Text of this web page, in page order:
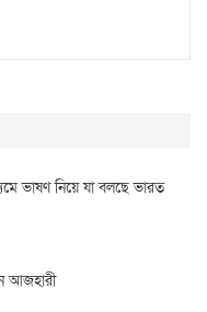
ভাষণ নিয়ে যা বলছে ভারত
আজহারী